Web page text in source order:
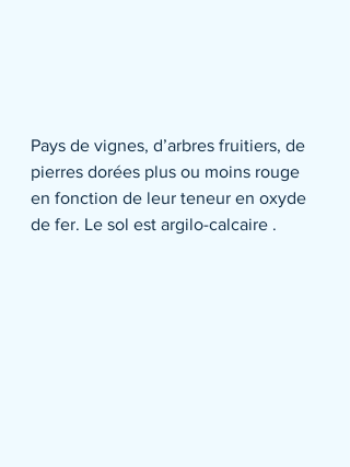
Pays de vignes, d’arbres fruitiers, de
pierres dorées plus ou moins rouge
en fonction de leur teneur en oxyde
de fer. Le sol est argilo-calcaire .